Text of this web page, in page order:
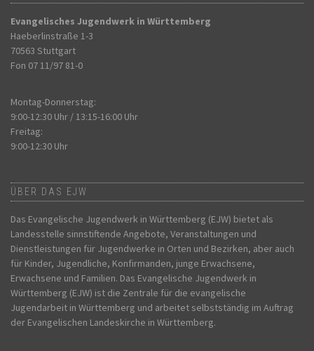
Evangelisches Jugendwerk in Württemberg
Haeberlinstraße 1-3
70563 Stuttgart
Fon 07 11/97 81-0
Montag-Donnerstag:
9:00-12:30 Uhr / 13:15-16:00 Uhr
Freitag:
9:00-12:30 Uhr
ÜBER DAS EJW
Das Evangelische Jugendwerk in Württemberg (EJW) bietet als
Landesstelle sinnstiftende Angebote, Veranstaltungen und
Dienstleistungen für Jugendwerke in Orten und Bezirken, aber auch
für Kinder, Jugendliche, Konfirmanden, junge Erwachsene,
Erwachsene und Familien. Das Evangelische Jugendwerk in
Württemberg (EJW) ist die Zentrale für die evangelische
Jugendarbeit in Württemberg und arbeitet selbstständig im Auftrag
der Evangelischen Landeskirche in Württemberg.